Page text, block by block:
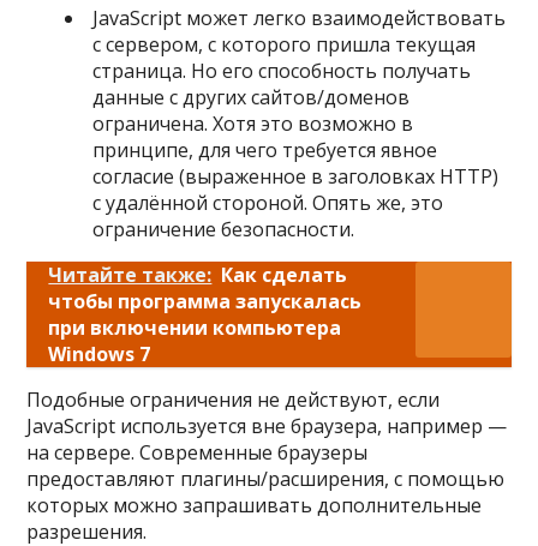
JavaScript может легко взаимодействовать
с сервером, с которого пришла текущая
страница. Но его способность получать
данные с других сайтов/доменов
ограничена. Хотя это возможно в
принципе, для чего требуется явное
согласие (выраженное в заголовках HTTP)
с удалённой стороной. Опять же, это
ограничение безопасности.
Читайте также: Как сделать
чтобы программа запускалась
при включении компьютера
Windows 7
Подобные ограничения не действуют, если
JavaScript используется вне браузера, например —
на сервере. Современные браузеры
предоставляют плагины/расширения, с помощью
которых можно запрашивать дополнительные
разрешения.